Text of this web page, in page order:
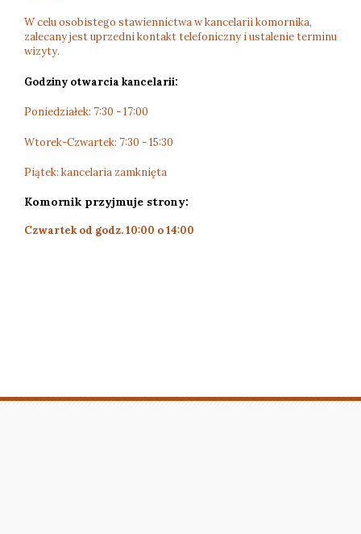
W celu osobistego stawiennictwa w kancelarii komornika,
zalecany jest uprzedni kontakt telefoniczny i ustalenie terminu
wizyty.
Godziny otwarcia kancelarii:
Poniedziałek: 7:30 - 17:00
Wtorek-Czwartek: 7:30 - 15:30
Piątek: kancelaria zamknięta
Komornik przyjmuje strony:
Czwartek od godz. 10:00 o 14:00